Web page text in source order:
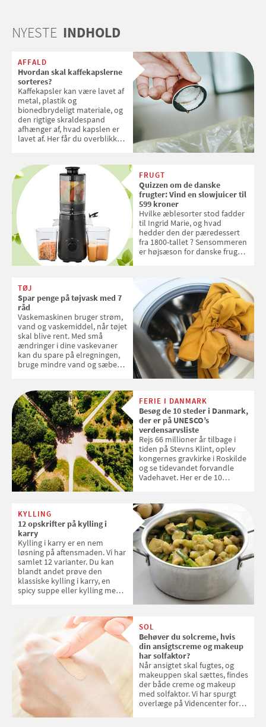
NYESTE INDHOLD
AFFALD
Hvordan skal kaffekapslerne
sorteres?
Kaffekapsler kan være lavet af
metal, plastik og
bionedbrydeligt materiale, og
den rigtige skraldespand
afhænger af, hvad kapslen er
lavet af. Her får du overblikket
FRUGT
Quizzen om de danske
frugter: Vind en slowjuicer til
599 kroner
Hvilke æblesorter stod fadder
til Ingrid Marie, og hvad
hedder den der pæredessert
fra 1800-tallet ? Sensommeren
er højsæson for danske fruger,
favoritter. Det fejrer Samvirke
med en quiz om alt det danske
frugt, vi elsker. Konkurrencen
slutter fredag d. 18. september
2026
TØJ
Spar penge på tøjvask med 7
råd
Vaskemaskinen bruger strøm,
vand og vaskemiddel, når tøjet
skal blive rent. Med små
ændringer i dine vaskevaner
kan du spare på elregningen,
bruge mindre vand og sæbe
enkle råd til at spare penge på
tøjvasken
FERIE I DANMARK
Besøg de 10 steder i Danmark,
der er på UNESCO’s
verdensarvsliste
Rejs 66 millioner år tilbage i
tiden på Stevns Klint, oplev
kongernes gravkirke i Roskilde
og se tidevandet forvandle
Vadehavet. Her er de 10
KYLLING
12 opskrifter på kylling i
karry
Kylling i karry er en nem
løsning på aftensmaden. Vi har
samlet 12 varianter. Du kan
blandt andet prøve den
klassiske kylling i karry, en
spicy suppe eller kylling med
SOL
Behøver du solcreme, hvis
din ansigtscreme og makeup
har solfaktor?
Når ansigtet skal fugtes, og
makeuppen skal sættes, findes
der både creme og makeup
med solfaktor. Vi har spurgt
overlæge på Videncenter for